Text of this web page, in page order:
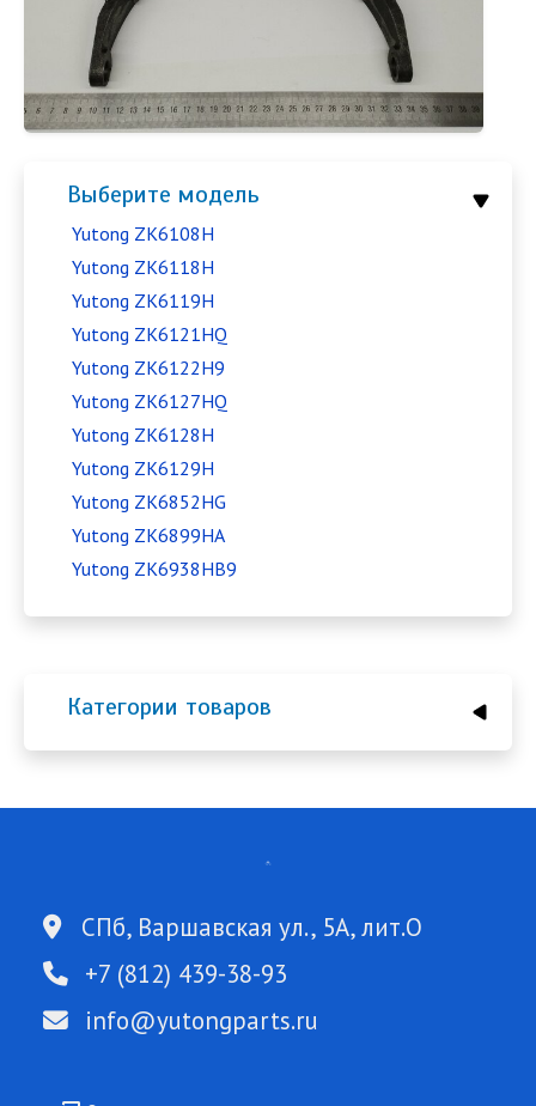
Выберите модель
Yutong ZK6108H
Yutong ZK6118H
Yutong ZK6119H
Yutong ZK6121HQ
Yutong ZK6122H9
Yutong ZK6127HQ
Yutong ZK6128H
Yutong ZK6129H
Yutong ZK6852HG
Yutong ZK6899HA
Yutong ZK6938HB9
Категории товаров
СПб, Варшавская ул., 5А, лит.О
+7 (812) 439-38-93
info@yutongparts.ru